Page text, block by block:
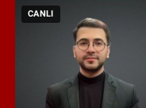
CANLI